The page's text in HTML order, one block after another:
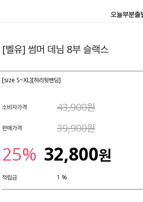
[벨유] 썸머 데님 8부 슬랙스
[size S~XL][허리뒷밴딩]
소비자가격 43,900원
판매가격 39,900원
25% 32,800원
적립금 1 %